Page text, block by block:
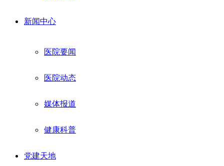
新闻中心
医院要闻
医院动态
媒体报道
健康科普
党建天地